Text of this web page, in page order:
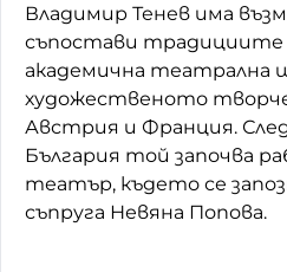
Владимир Тенев има
съпостави традициите
академична театрална
художественото
Австрия и Франция.
България той започва
театър, където се
съпруга Невяна Попова.